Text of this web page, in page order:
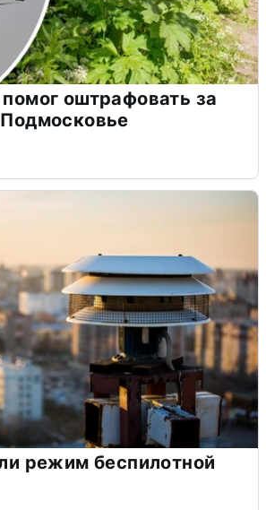
оштрафовать за
режим беспилотной